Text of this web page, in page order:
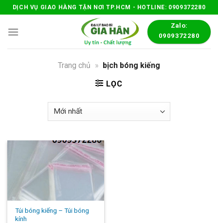
Skip
to
content
DỊCH VỤ GIAO HÀNG TẬN NƠI TP.HCM - HOTLINE: 0909372280
Zalo:
0909372280
Trang chủ » bịch bóng kiếng
LỌC
Túi bóng kiếng – Túi bóng
kính